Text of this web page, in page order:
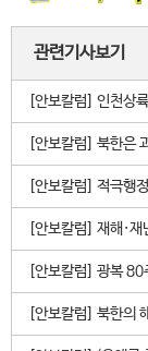
관련기사보기
[안보칼럼] 인천상
[안보칼럼] 북한은
[안보칼럼] 적극행
[안보칼럼] 재해·
[안보칼럼] 광복 80
[안보칼럼] 북한의